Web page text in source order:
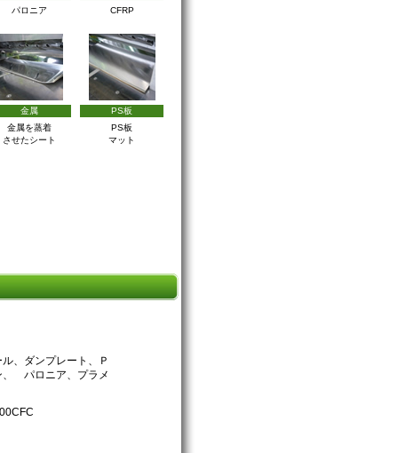
パロニア
CFRP
金属
金属を蒸着
させたシート
PS板
PS板
マット
、ダンプレート、Ｐ
、 パロニア、プラメ